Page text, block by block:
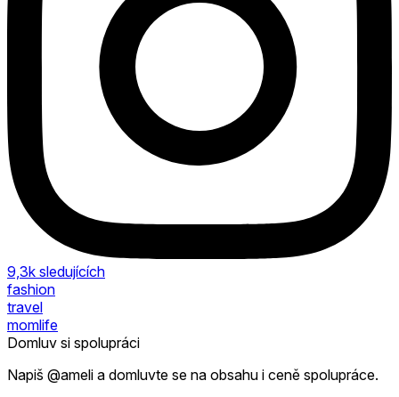
9,3k sledujících
fashion
travel
momlife
Domluv si spolupráci
Napiš @ameli a domluvte se na obsahu i ceně spolupráce.